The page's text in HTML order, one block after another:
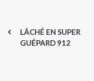
LÂCHÉ EN SUPER
GUÉPARD 912